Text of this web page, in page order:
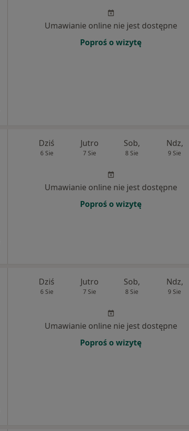
Umawianie online nie jest dostępne
Poproś o wizytę
Dziś
6 Sie
Jutro
7 Sie
Sob,
8 Sie
Ndz,
9 Sie
Umawianie online nie jest dostępne
Poproś o wizytę
Dziś
6 Sie
Jutro
7 Sie
Sob,
8 Sie
Ndz,
9 Sie
Umawianie online nie jest dostępne
Poproś o wizytę